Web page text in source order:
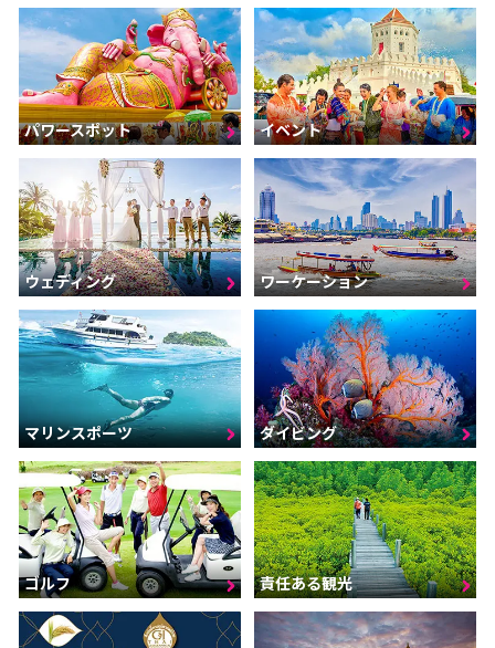
パワースポット イベント
ウェディング ワーケーション
マリンスポーツ ダイビング
ゴルフ 責任ある観光